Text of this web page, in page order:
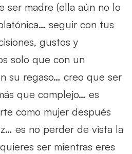
ser madre (ella aún no lo
seguir con tus
gustos y
solo que con un
su regaso… creo que ser
que complejo… es
como mujer después
es no perder de vista la
ser mientras eres